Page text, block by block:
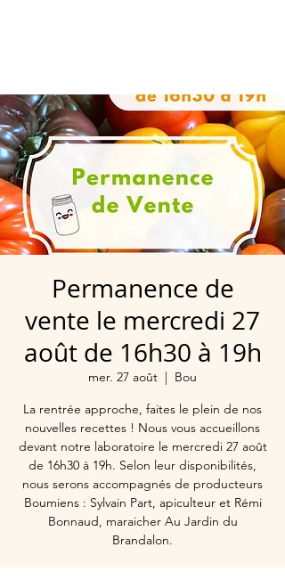
Permanence de
vente le mercredi 27
août de 16h30 à 19h
mer. 27 août
  |
Bou
La rentrée approche, faites le plein de nos
nouvelles recettes ! Nous vous accueillons
devant notre laboratoire le mercredi 27 août
de 16h30 à 19h. Selon leur disponibilités,
nous serons accompagnés de producteurs
Boumiens : Sylvain Part, apiculteur et Rémi
Bonnaud, maraicher Au Jardin du
Brandalon.